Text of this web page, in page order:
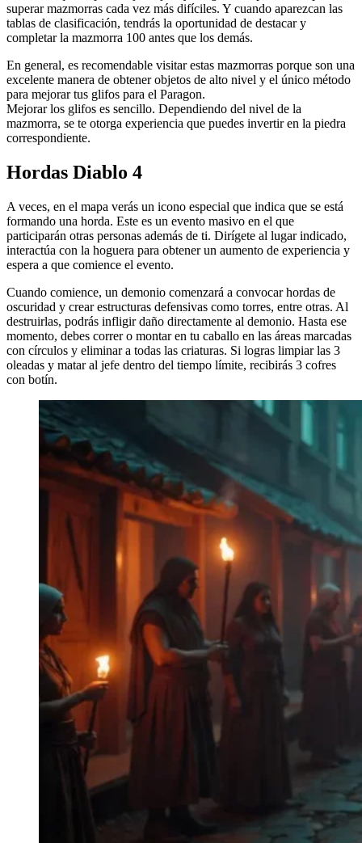
superar mazmorras cada vez más difíciles. Y cuando aparezcan las
tablas de clasificación, tendrás la oportunidad de destacar y
completar la mazmorra 100 antes que los demás.
En general, es recomendable visitar estas mazmorras porque son una
excelente manera de obtener objetos de alto nivel y el único método
para mejorar tus glifos para el Paragon.
Mejorar los glifos es sencillo. Dependiendo del nivel de la
mazmorra, se te otorga experiencia que puedes invertir en la piedra
correspondiente.
Hordas Diablo 4
A veces, en el mapa verás un icono especial que indica que se está
formando una horda. Este es un evento masivo en el que
participarán otras personas además de ti. Dirígete al lugar indicado,
interactúa con la hoguera para obtener un aumento de experiencia y
espera a que comience el evento.
Cuando comience, un demonio comenzará a convocar hordas de
oscuridad y crear estructuras defensivas como torres, entre otras. Al
destruirlas, podrás infligir daño directamente al demonio. Hasta ese
momento, debes correr o montar en tu caballo en las áreas marcadas
con círculos y eliminar a todas las criaturas. Si logras limpiar las 3
oleadas y matar al jefe dentro del tiempo límite, recibirás 3 cofres
con botín.